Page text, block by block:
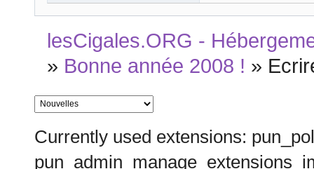
lesCigales.ORG -
» Bonne année 2008 ! »
Currently used extensions: